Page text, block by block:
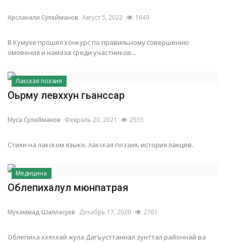
Арсланали Сулейманов Август 5, 2022 1649
В Кумухе прошел конкурс по правильному совершению
омовения и намаза среди участников...
Лакская поэзия
Оьрму левххун гьанссар
Муса Сулейманов Февраль 20, 2021 2555
Стихи на лакском языке, лакская поэзия, история лакцев.
Медицина
Облепихалул мюнпатрая
Мухаммад Шалласуев Декабрь 17, 2020 2761
Облепиха ххяххай жула Дагъусттаннал зунттал районнай ва